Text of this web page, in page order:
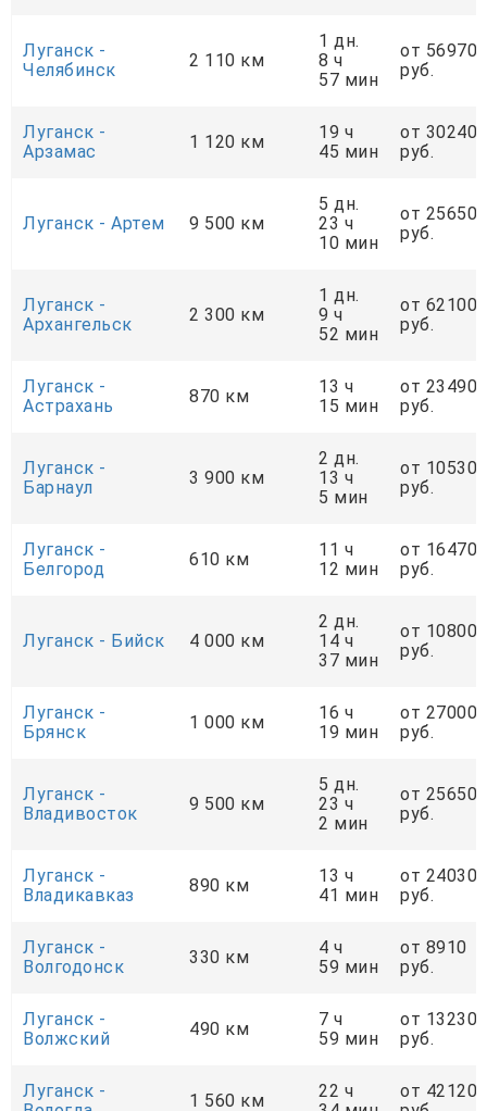
Луганск -
Челябинск
2 110 км
1 дн.
8 ч
57 мин
от 56970
руб.
Луганск -
Арзамас
1 120 км
19 ч
45 мин
от 30240
руб.
Луганск - Артем 9 500 км
5 дн.
23 ч
10 мин
от 256500
руб.
Луганск -
Архангельск
2 300 км
1 дн.
9 ч
52 мин
от 62100
руб.
Луганск -
Астрахань
870 км
13 ч
15 мин
от 23490
руб.
Луганск -
Барнаул
3 900 км
2 дн.
13 ч
5 мин
от 105300
руб.
Луганск -
Белгород
610 км
11 ч
12 мин
от 16470
руб.
Луганск - Бийск 4 000 км
2 дн.
14 ч
37 мин
от 108000
руб.
Луганск -
Брянск
1 000 км
16 ч
19 мин
от 27000
руб.
Луганск -
Владивосток
9 500 км
5 дн.
23 ч
2 мин
от 256500
руб.
Луганск -
Владикавказ
890 км
13 ч
41 мин
от 24030
руб.
Луганск -
Волгодонск
330 км
4 ч
59 мин
от 8910
руб.
Луганск -
Волжский
490 км
7 ч
59 мин
от 13230
руб.
Луганск -
1 560 км
22 ч
от 42120